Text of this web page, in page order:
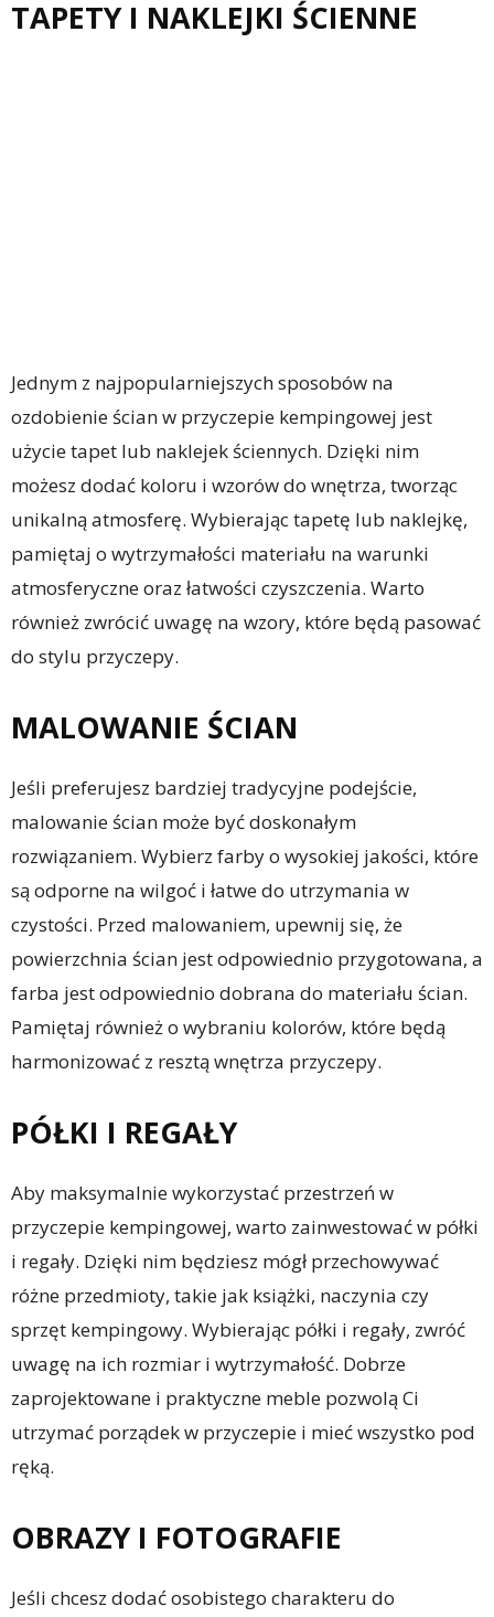
TAPETY I NAKLEJKI ŚCIENNE
Jednym z najpopularniejszych sposobów na
ozdobienie ścian w przyczepie kempingowej jest
użycie tapet lub naklejek ściennych. Dzięki nim
możesz dodać koloru i wzorów do wnętrza, tworząc
unikalną atmosferę. Wybierając tapetę lub naklejkę,
pamiętaj o wytrzymałości materiału na warunki
atmosferyczne oraz łatwości czyszczenia. Warto
również zwrócić uwagę na wzory, które będą pasować
do stylu przyczepy.
MALOWANIE ŚCIAN
Jeśli preferujesz bardziej tradycyjne podejście,
malowanie ścian może być doskonałym
rozwiązaniem. Wybierz farby o wysokiej jakości, które
są odporne na wilgoć i łatwe do utrzymania w
czystości. Przed malowaniem, upewnij się, że
powierzchnia ścian jest odpowiednio przygotowana, a
farba jest odpowiednio dobrana do materiału ścian.
Pamiętaj również o wybraniu kolorów, które będą
harmonizować z resztą wnętrza przyczepy.
PÓŁKI I REGAŁY
Aby maksymalnie wykorzystać przestrzeń w
przyczepie kempingowej, warto zainwestować w półki
i regały. Dzięki nim będziesz mógł przechowywać
różne przedmioty, takie jak książki, naczynia czy
sprzęt kempingowy. Wybierając półki i regały, zwróć
uwagę na ich rozmiar i wytrzymałość. Dobrze
zaprojektowane i praktyczne meble pozwolą Ci
utrzymać porządek w przyczepie i mieć wszystko pod
ręką.
OBRAZY I FOTOGRAFIE
Jeśli chcesz dodać osobistego charakteru do